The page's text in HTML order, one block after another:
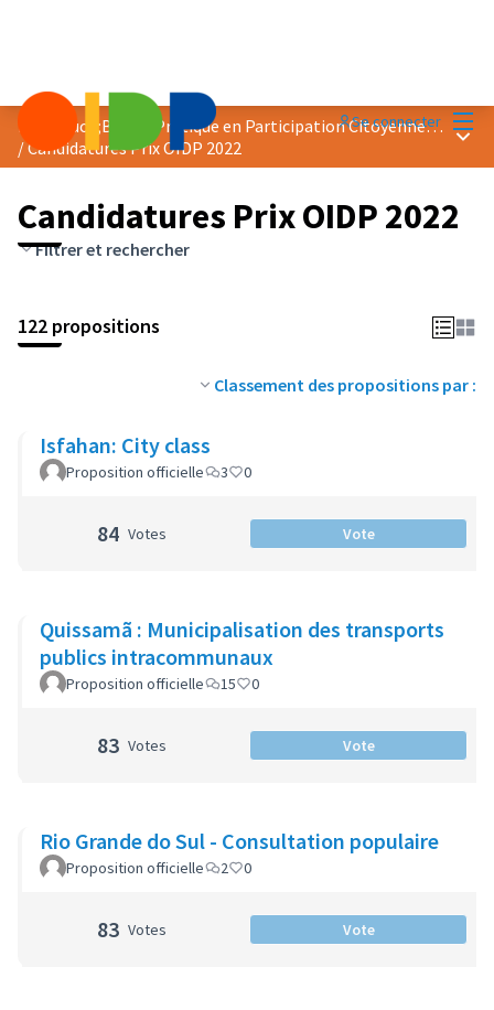
Se connecter
Prix &quot;Bonne Pratique en Participation Citoyenne&quot; 2022
/Candidatures Prix OIDP 2022
Candidatures Prix OIDP 2022
Filtrer et rechercher
122 propositions
Classement des propositions par :
Isfahan: City class
Proposition officielle 3 0
84 Votes Vote
Quissamã : Municipalisation des transports
publics intracommunaux
Proposition officielle 15 0
83 Votes Vote
Rio Grande do Sul - Consultation populaire
Proposition officielle 2 0
83 Votes Vote